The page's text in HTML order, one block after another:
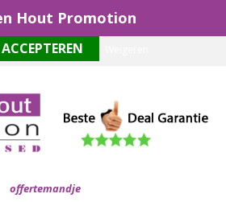
Hout Promotion
offertemandje
te laten functioneren maken wij gebruik van